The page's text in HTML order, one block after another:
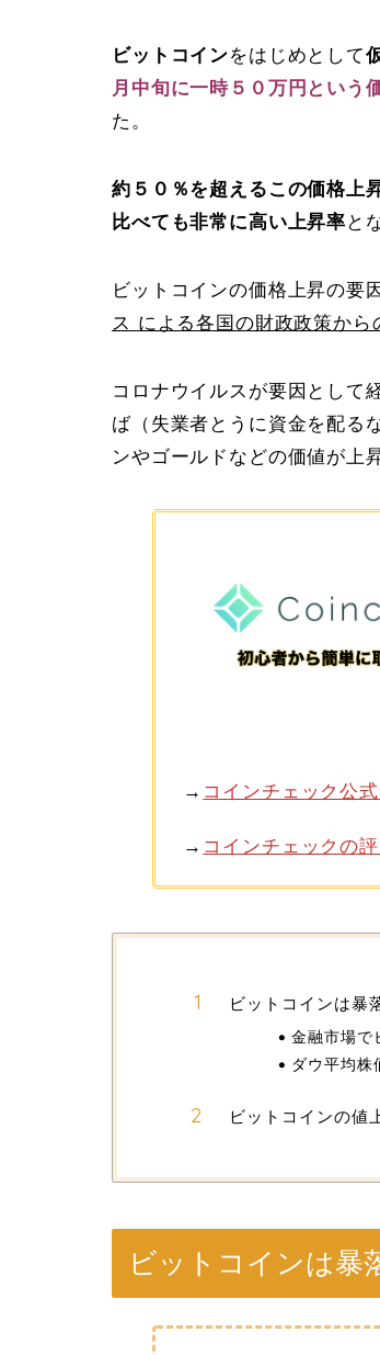
ビットコインをはじめとして
月中旬に一時５０万円という
た。
約５０％を超えるこの価格上
比べても非常に高い上昇率 と
ビットコインの価格上昇の要
ス による各国の財政政策から
コロナウイルスが要因として
ば（失業者とうに資金を配る
ンやゴールドなどの価値が上
→ コインチェック公
→ コインチェックの
ビットコインは暴
金融市場で
ダウ平均株
ビットコインの値
ビットコインは暴